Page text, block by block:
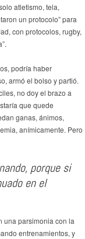
atletismo, tela,
un protocolo” para
con protocolos, rugby,
podría haber
armó el bolso y partió.
no doy el brazo a
que quede
ganas, ánimos,
anímicamente. Pero
porque si
en el
una parsimonia con la
entrenamientos, y